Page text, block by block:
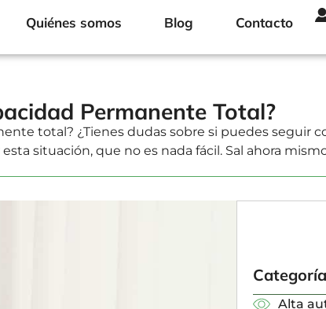
Quiénes somos Blog Contacto
Permanente Total?
total? ¿Tienes dudas sobre si puedes seguir
situación, que no es nada fácil. Sal ahora
Alta